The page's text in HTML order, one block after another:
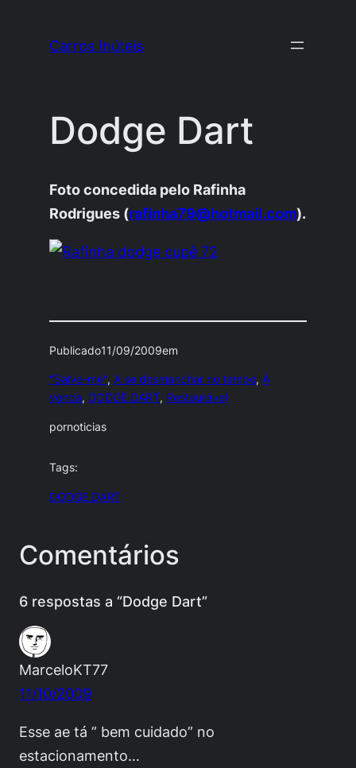
Carros Inúteis
Dodge Dart
Foto concedida pelo Rafinha
Rodrigues (rafinha79@hotmail.com).
Publicado11/09/2009em
"Salve-me", A se desmanchar no tempo, À
venda, DODGE DART, Restaurável
pornoticias
Tags:
DODGE DART
Comentários
6 respostas a “Dodge Dart”
MarceloKT77
11/10/2009
Esse ae tá ” bem cuidado” no
estacionamento…